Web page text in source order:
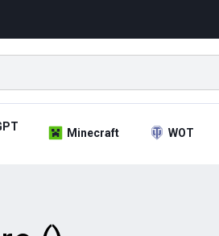
Minecraft WOT